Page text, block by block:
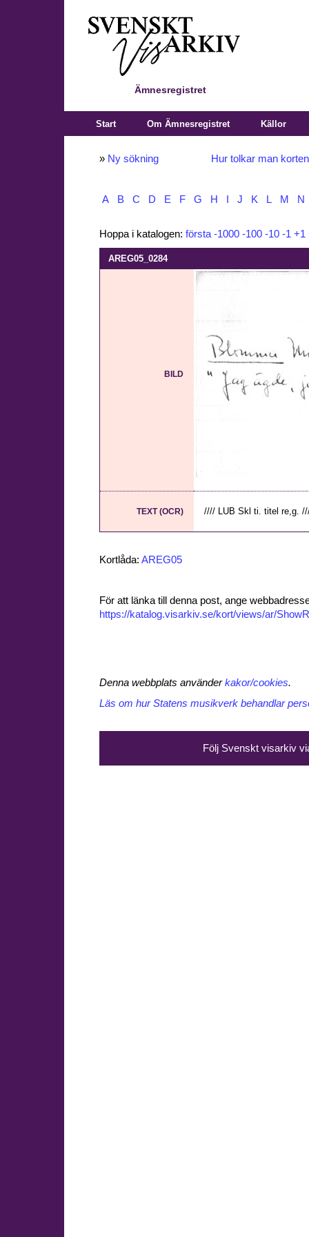
Ämnesregistret
Start Om Ämnesregistret Källor
» Ny sökning Hur tolkar man
A B C D E F G H J K L M N
Hoppa i katalogen: första -1000 -100 -10 -1 +1
AREG05_0284
BILD
TEXT (OCR) //// LUB Skl ti. titel re,g.
Kortlåda: AREG05
För att länka till denna post, ange
https://katalog.visarkiv.se/kort/views/ar/
Denna webbplats använderkakor/cookies.
Läs om hur Statens musikverk behandlar
Följ Svenskt visarkiv